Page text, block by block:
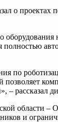
о проектах
по
–
области
и